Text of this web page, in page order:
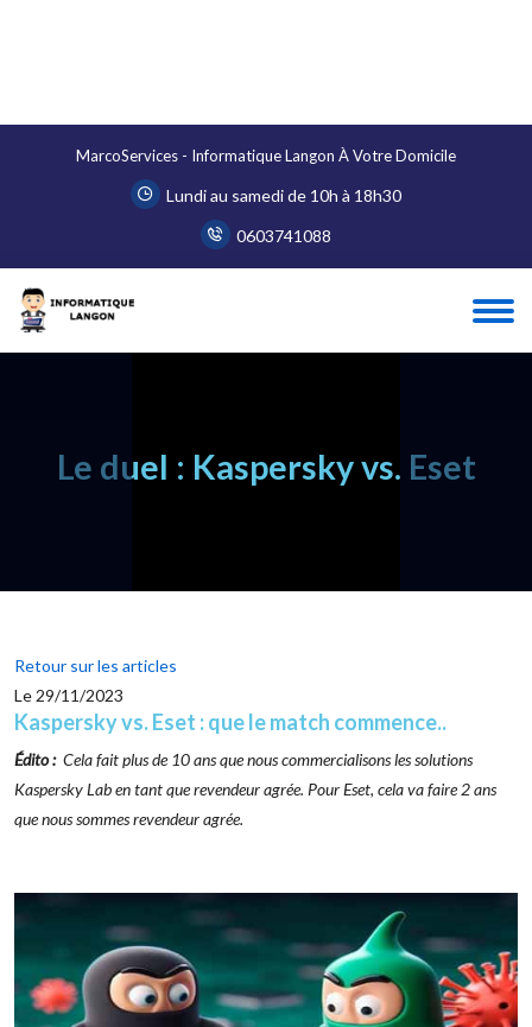
MarcoServices - Informatique Langon À Votre Domicile
Lundi au samedi de 10h à 18h30
0603741088
Le duel : Kaspersky vs. Eset
Retour sur les articles
Le 29/11/2023
Kaspersky vs. Eset : que le match commence..
Édito : Cela fait plus de 10 ans que nous commercialisons les solutions
Kaspersky Lab en tant que revendeur agrée. Pour Eset, cela va faire 2 ans
que nous sommes revendeur agrée.